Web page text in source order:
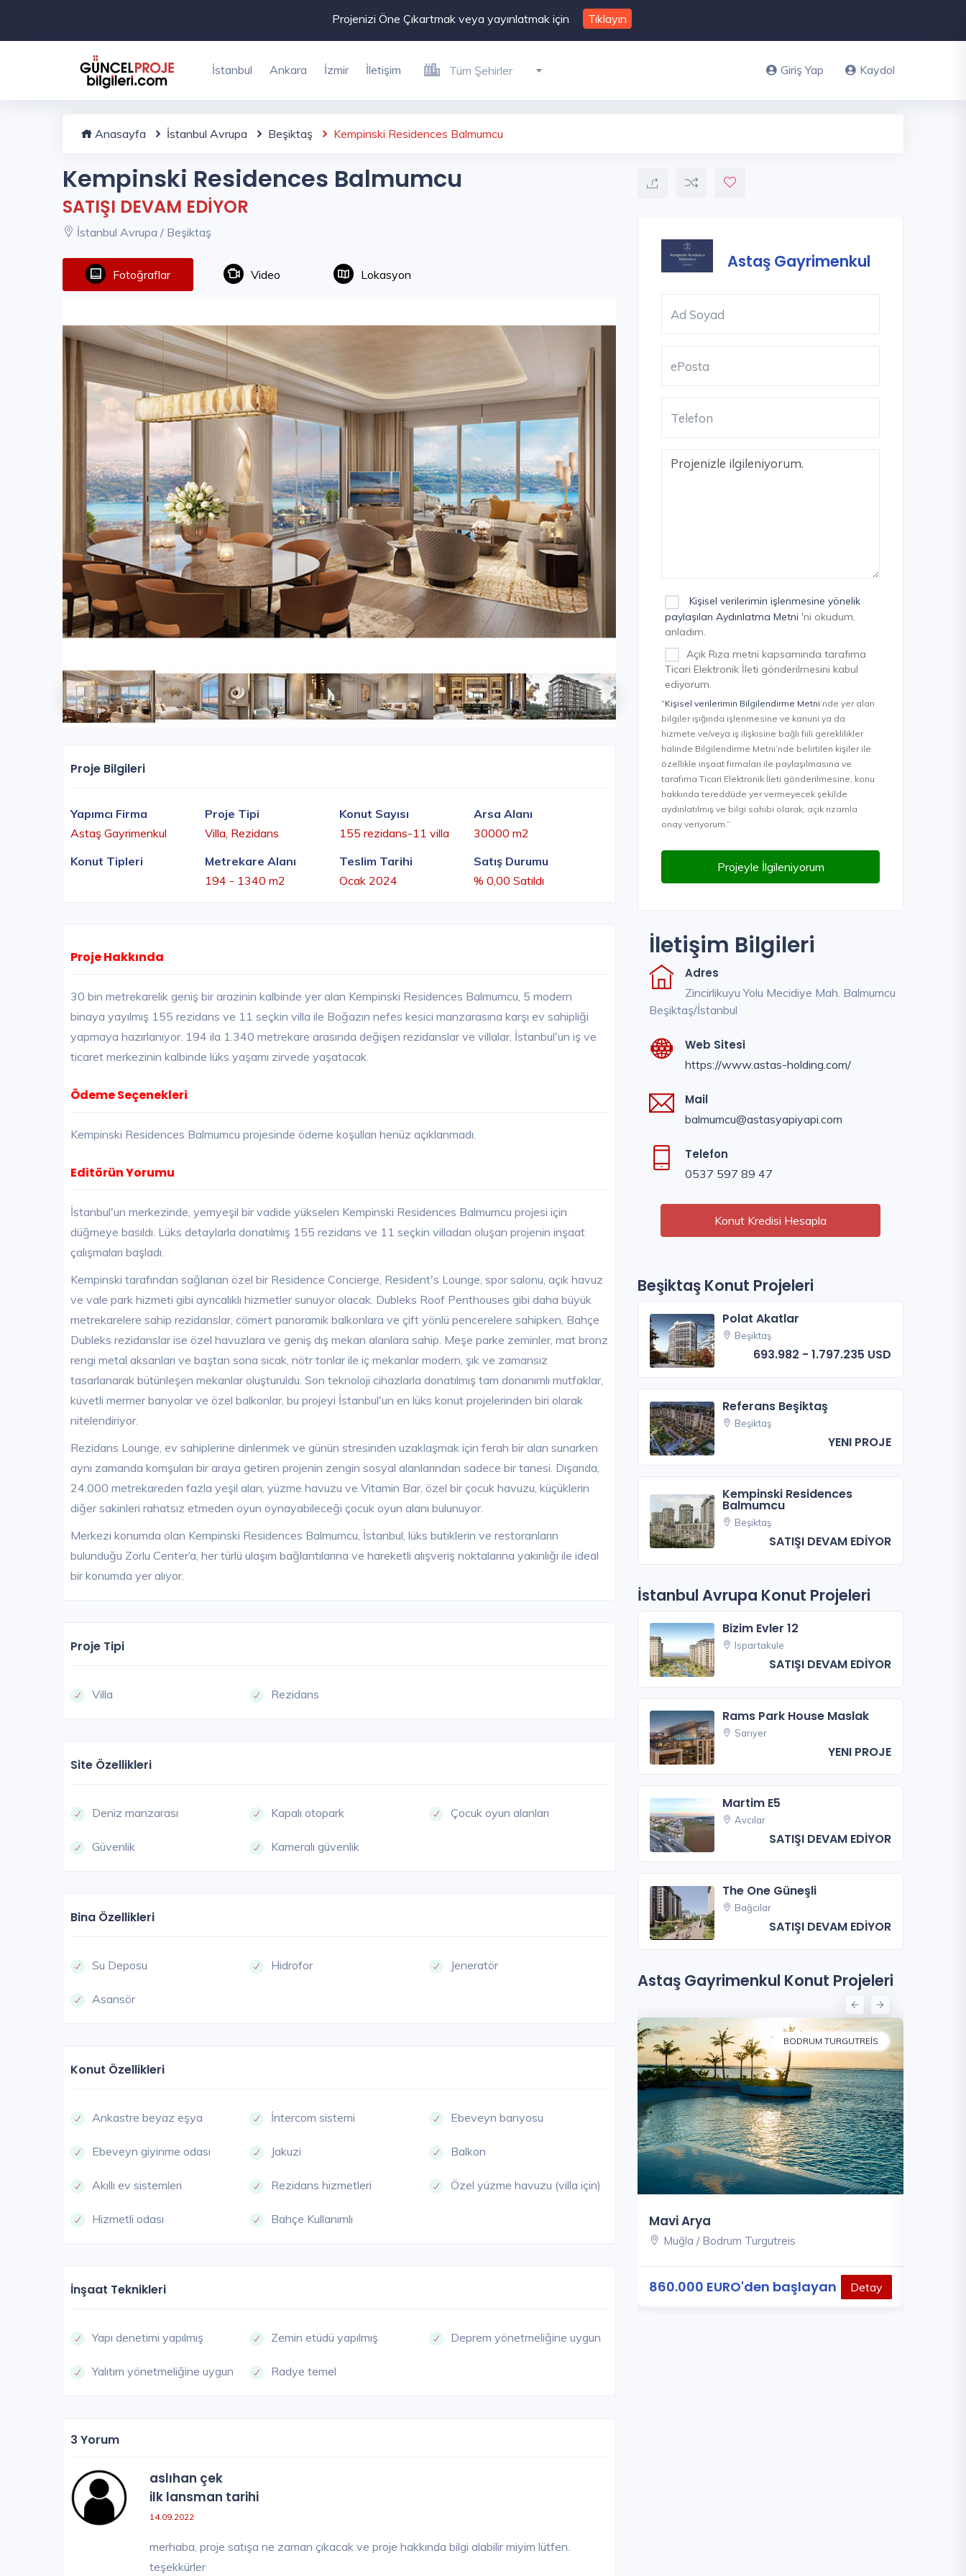
Projenizi Öne Çıkartmak veya yayınlatmak için Tıklayın
İstanbul Ankara İzmir İletişim Tüm Şehirler Giriş Yap Kaydol
Anasayfa İstanbul Avrupa Beşiktaş Kempinski Residences Balmumcu
Kempinski Residences Balmumcu
SATIŞI DEVAM EDİYOR
İstanbul Avrupa / Beşiktaş
Fotoğraflar Video Lokasyon
Proje Bilgileri
Yapımcı Firma
Astaş Gayrimenkul
Proje Tipi
Villa, Rezidans
Konut Sayısı
155 rezidans-11 villa
Arsa Alanı
30000 m2
Konut Tipleri
Metrekare Alanı
194 - 1340 m2
Teslim Tarihi
Ocak 2024
Satış Durumu
% 0,00 Satıldı
Proje Hakkında
30 bin metrekarelik geniş bir arazinin kalbinde yer alan Kempinski Residences Balmumcu, 5 modern
binaya yayılmış 155 rezidans ve 11 seçkin villa ile Boğazın nefes kesici manzarasına karşı ev sahipliği
yapmaya hazırlanıyor. 194 ila 1.340 metrekare arasında değişen rezidanslar ve villalar, İstanbul'un iş ve
ticaret merkezinin kalbinde lüks yaşamı zirvede yaşatacak.
Ödeme Seçenekleri
Kempinski Residences Balmumcu projesinde ödeme koşulları henüz açıklanmadı.
Editörün Yorumu
İstanbul'un merkezinde, yemyeşil bir vadide yükselen Kempinski Residences Balmumcu projesi için
düğmeye basıldı. Lüks detaylarla donatılmış 155 rezidans ve 11 seçkin villadan oluşan projenin inşaat
çalışmaları başladı.
Kempinski tarafından sağlanan özel bir Residence Concierge, Resident's Lounge, spor salonu, açık havuz
ve vale park hizmeti gibi ayrıcalıklı hizmetler sunuyor olacak. Dubleks Roof Penthouses gibi daha büyük
metrekarelere sahip rezidanslar, cömert panoramik balkonlara ve çift yönlü pencerelere sahipken, Bahçe
Dubleks rezidanslar ise özel havuzlara ve geniş dış mekan alanlara sahip. Meşe parke zeminler, mat bronz
rengi metal aksanları ve baştan sona sıcak, nötr tonlar ile iç mekanlar modern, şık ve zamansız
tasarlanarak bütünleşen mekanlar oluşturuldu. Son teknoloji cihazlarla donatılmış tam donanımlı mutfaklar,
küvetli mermer banyolar ve özel balkonlar, bu projeyi İstanbul'un en lüks konut projelerinden biri olarak
nitelendiriyor.
Rezidans Lounge, ev sahiplerine dinlenmek ve günün stresinden uzaklaşmak için ferah bir alan sunarken
aynı zamanda komşuları bir araya getiren projenin zengin sosyal alanlarından sadece bir tanesi. Dışarıda,
24.000 metrekareden fazla yeşil alan, yüzme havuzu ve Vitamin Bar, özel bir çocuk havuzu, küçüklerin
diğer sakinleri rahatsız etmeden oyun oynayabileceği çocuk oyun alanı bulunuyor.
Merkezi konumda olan Kempinski Residences Balmumcu, İstanbul, lüks butiklerin ve restoranların
bulunduğu Zorlu Center’a, her türlü ulaşım bağlantılarına ve hareketli alışveriş noktalarına yakınlığı ile ideal
bir konumda yer alıyor.
Proje Tipi
Villa Rezidans
Site Özellikleri
Deniz manzarası Kapalı otopark Çocuk oyun alanları
Güvenlik Kameralı güvenlik
Bina Özellikleri
Su Deposu Hidrofor Jeneratör
Asansör
Konut Özellikleri
Ankastre beyaz eşya İntercom sistemi Ebeveyn banyosu
Ebeveyn giyinme odası Jakuzi Balkon
Akıllı ev sistemleri Rezidans hizmetleri Özel yüzme havuzu (villa için)
Hizmetli odası Bahçe Kullanımlı
İnşaat Teknikleri
Yapı denetimi yapılmış Zemin etüdü yapılmış Deprem yönetmeliğine uygun
Yalıtım yönetmeliğine uygun Radye temel
3 Yorum
aslıhan çek
ilk lansman tarihi
14.09.2022
merhaba, proje satışa ne zaman çıkacak ve proje hakkında bilgi alabilir miyim lütfen.
teşekkürler
Astaş Gayrimenkul
Kişisel verilerimin işlenmesine yönelik
paylaşılan Aydınlatma Metni 'ni okudum,
anladım.
Açık Rıza metni kapsamında tarafıma
Ticari Elektronik İleti gönderilmesini kabul
ediyorum.
“Kişisel verilerimin Bilgilendirme Metni’nde yer alan
bilgiler ışığında işlenmesine ve kanuni ya da
hizmete ve/veya iş ilişkisine bağlı fiili gereklilikler
halinde Bilgilendirme Metni’nde belirtilen kişiler ile
özellikle inşaat firmaları ile paylaşılmasına ve
tarafıma Ticari Elektronik İleti gönderilmesine, konu
hakkında tereddüde yer vermeyecek şekilde
aydınlatılmış ve bilgi sahibi olarak, açık rızamla
onay veriyorum.”
Projeyle İlgileniyorum
İletişim Bilgileri
Adres
Zincirlikuyu Yolu Mecidiye Mah. Balmumcu
Beşiktaş/İstanbul
Web Sitesi
https://www.astas-holding.com/
Mail
balmumcu@astasyapiyapi.com
Telefon
0537 597 89 47
Konut Kredisi Hesapla
Beşiktaş Konut Projeleri
Polat Akatlar
Beşiktaş
693.982 - 1.797.235 USD
Referans Beşiktaş
Beşiktaş
YENI PROJE
Kempinski Residences
Balmumcu
Beşiktaş
SATIŞI DEVAM EDİYOR
İstanbul Avrupa Konut Projeleri
Bizim Evler 12
Ispartakule
SATIŞI DEVAM EDİYOR
Rams Park House Maslak
Sarıyer
YENI PROJE
Martim E5
Avcılar
SATIŞI DEVAM EDİYOR
The One Güneşli
Bağcılar
SATIŞI DEVAM EDİYOR
Astaş Gayrimenkul Konut Projeleri
Maçka Residences
SATIŞI TAMAMLANDI
BODRUM TURGUTREIS
Mavi Arya
Muğla / Bodrum Turgutreis
860.000 EURO'den başlayan Detay